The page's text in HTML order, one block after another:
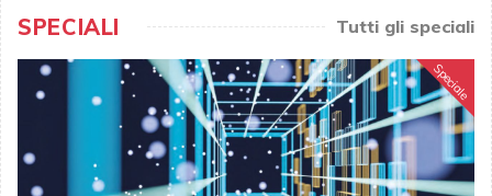
SPECIALI Tutti gli speciali
Speciale